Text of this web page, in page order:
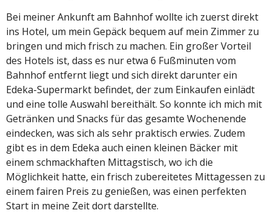
Bei meiner Ankunft am Bahnhof wollte ich zuerst direkt
ins Hotel, um mein Gepäck bequem auf mein Zimmer zu
bringen und mich frisch zu machen. Ein großer Vorteil
des Hotels ist, dass es nur etwa 6 Fußminuten vom
Bahnhof entfernt liegt und sich direkt darunter ein
Edeka-Supermarkt befindet, der zum Einkaufen einlädt
und eine tolle Auswahl bereithält. So konnte ich mich mit
Getränken und Snacks für das gesamte Wochenende
eindecken, was sich als sehr praktisch erwies. Zudem
gibt es in dem Edeka auch einen kleinen Bäcker mit
einem schmackhaften Mittagstisch, wo ich die
Möglichkeit hatte, ein frisch zubereitetes Mittagessen zu
einem fairen Preis zu genießen, was einen perfekten
Start in meine Zeit dort darstellte.